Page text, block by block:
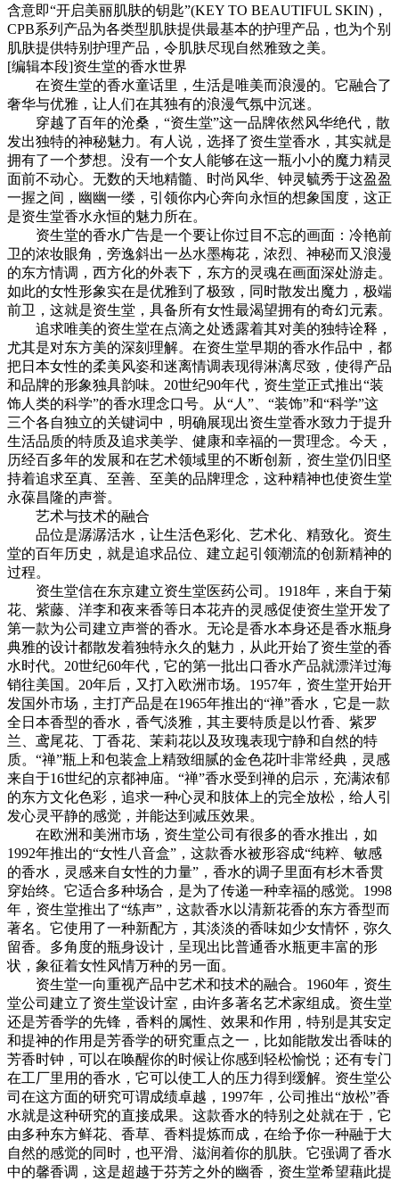
含意即“开启美丽肌肤的钥匙”(KEY TO BEAUTIFUL SKIN)，
CPB系列产品为各类型肌肤提供最基本的护理产品，也为个别
肌肤提供特别护理产品，令肌肤尽现自然雅致之美。
[编辑本段]资生堂的香水世界
在资生堂的香水童话里，生活是唯美而浪漫的。它融合了
奢华与优雅，让人们在其独有的浪漫气氛中沉迷。
穿越了百年的沧桑，“资生堂”这一品牌依然风华绝代，散
发出独特的神秘魅力。有人说，选择了资生堂香水，其实就是
拥有了一个梦想。没有一个女人能够在这一瓶小小的魔力精灵
面前不动心。无数的天地精髓、时尚风华、钟灵毓秀于这盈盈
一握之间，幽幽一缕，引领你内心奔向永恒的想象国度，这正
是资生堂香水永恒的魅力所在。
资生堂的香水广告是一个要让你过目不忘的画面：冷艳前
卫的浓妆眼角，旁逸斜出一丛水墨梅花，浓烈、神秘而又浪漫
的东方情调，西方化的外表下，东方的灵魂在画面深处游走。
如此的女性形象实在是优雅到了极致，同时散发出魔力，极端
前卫，这就是资生堂，具备所有女性最渴望拥有的奇幻元素。
追求唯美的资生堂在点滴之处透露着其对美的独特诠释，
尤其是对东方美的深刻理解。在资生堂早期的香水作品中，都
把日本女性的柔美风姿和迷离情调表现得淋漓尽致，使得产品
和品牌的形象独具韵味。20世纪90年代，资生堂正式推出“装
饰人类的科学”的香水理念口号。从“人”、“装饰”和“科学”这
三个各自独立的关键词中，明确展现出资生堂香水致力于提升
生活品质的特质及追求美学、健康和幸福的一贯理念。今天，
历经百多年的发展和在艺术领域里的不断创新，资生堂仍旧坚
持着追求至真、至善、至美的品牌理念，这种精神也使资生堂
永葆昌隆的声誉。
艺术与技术的融合
品位是潺潺活水，让生活色彩化、艺术化、精致化。资生
堂的百年历史，就是追求品位、建立起引领潮流的创新精神的
过程。
资生堂信在东京建立资生堂医药公司。1918年，来自于菊
花、紫藤、洋李和夜来香等日本花卉的灵感促使资生堂开发了
第一款为公司建立声誉的香水。无论是香水本身还是香水瓶身
典雅的设计都散发着独特永久的魅力，从此开始了资生堂的香
水时代。20世纪60年代，它的第一批出口香水产品就漂洋过海
销往美国。20年后，又打入欧洲市场。1957年，资生堂开始开
发国外市场，主打产品是在1965年推出的“禅”香水，它是一款
全日本香型的香水，香气淡雅，其主要特质是以竹香、紫罗
兰、鸢尾花、丁香花、茉莉花以及玫瑰表现宁静和自然的特
质。“禅”瓶上和包装盒上精致细腻的金色花叶非常经典，灵感
来自于16世纪的京都神庙。“禅”香水受到禅的启示，充满浓郁
的东方文化色彩，追求一种心灵和肢体上的完全放松，给人引
发心灵平静的感觉，并能达到减压效果。
在欧洲和美洲市场，资生堂公司有很多的香水推出，如
1992年推出的“女性八音盒”，这款香水被形容成“纯粹、敏感
的香水，灵感来自女性的力量”，香水的调子里面有杉木香贯
穿始终。它适合多种场合，是为了传递一种幸福的感觉。1998
年，资生堂推出了“练声”，这款香水以清新花香的东方香型而
著名。它使用了一种新配方，其淡淡的香味如少女情怀，弥久
留香。多角度的瓶身设计，呈现出比普通香水瓶更丰富的形
状，象征着女性风情万种的另一面。
资生堂一向重视产品中艺术和技术的融合。1960年，资生
堂公司建立了资生堂设计室，由许多著名艺术家组成。资生堂
还是芳香学的先锋，香料的属性、效果和作用，特别是其安定
和提神的作用是芳香学的研究重点之一，比如能散发出香味的
芳香时钟，可以在唤醒你的时候让你感到轻松愉悦；还有专门
在工厂里用的香水，它可以使工人的压力得到缓解。资生堂公
司在这方面的研究可谓成绩卓越，1997年，公司推出“放松”香
水就是这种研究的直接成果。这款香水的特别之处就在于，它
由多种东方鲜花、香草、香料提炼而成，在给予你一种融于大
自然的感觉的同时，也平滑、滋润着你的肌肤。它强调了香水
中的馨香调，这是超越于芬芳之外的幽香，资生堂希望藉此提